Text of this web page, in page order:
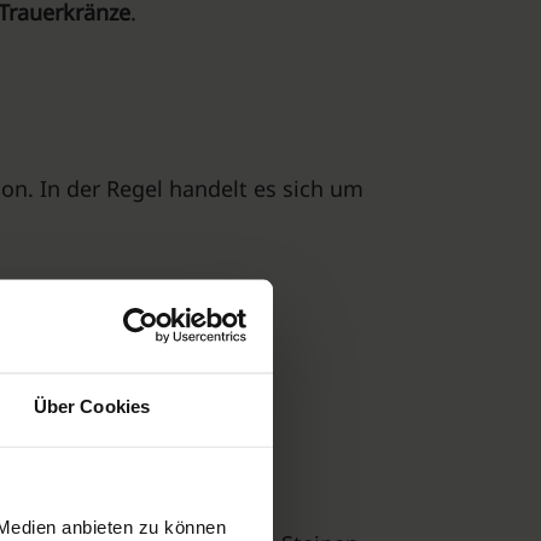
Über Cookies
anbieten zu können
.
In der Regel handelt es sich um